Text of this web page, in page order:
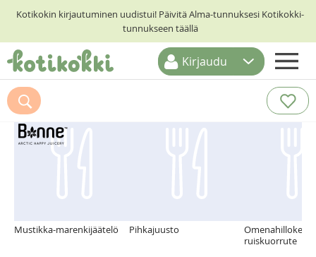
Kotikokin kirjautuminen uudistui! Päivitä Alma-tunnuksesi Kotikokki-
tunnukseen täällä
ETUSIVU
RESEPTIHAKU
RUOKATEEMAT
Kirjaudu
Suosittelemme myös
Mustikka-marenkijäätelö Pihkajuusto
Omenahilloke ja
ruiskuorrute